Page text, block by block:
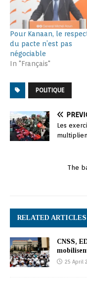
Pour Kanaan, le
du pacte n’est pas
négociable
In "Français"
POLITIQUE
Les
The
RELATED ARTICLES
CNSS,
25 April